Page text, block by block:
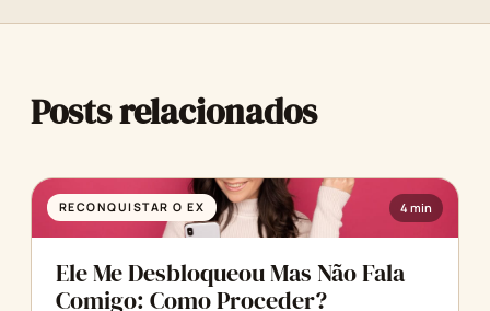
Posts relacionados
RECONQUISTAR O EX 4 min
Ele Me Desbloqueou Mas Não Fala
Comigo: Como Proceder?